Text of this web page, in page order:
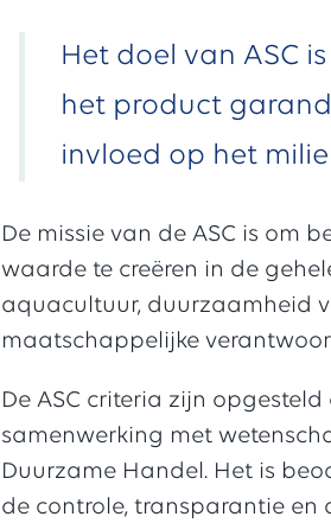
Het doel van ASC
het product
invloed op het
De missie van de ASC is om
waarde te creëren in de
aquacultuur, duurzaamheid
maatschappelijke
De ASC criteria zijn
samenwerking met
Duurzame Handel. Het is
de controle, transparantie en